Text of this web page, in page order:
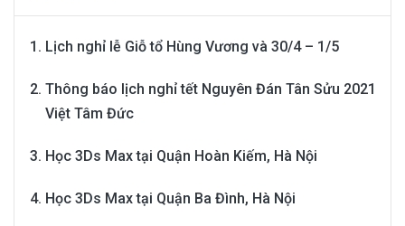
Lịch nghỉ lễ Giỗ tổ Hùng Vương và 30/4 – 1/5
Thông báo lịch nghỉ tết Nguyên Đán Tân Sửu 2021
Việt Tâm Đức
Học 3Ds Max tại Quận Hoàn Kiếm, Hà Nội
Học 3Ds Max tại Quận Ba Đình, Hà Nội